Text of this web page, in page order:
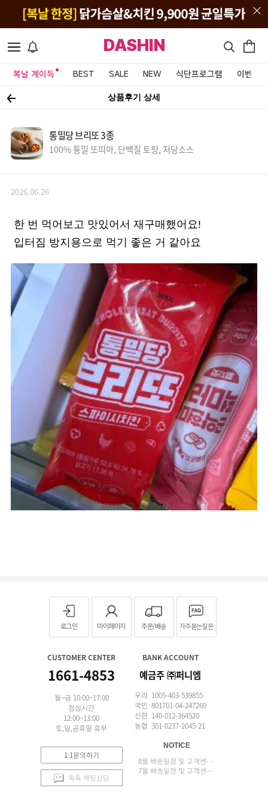
DASHIN
복날 계이득 BEST SALE NEW 식단프로그램 이벤트&
상품후기 상세
통밀당 브리또 3종
100% 통밀 또띠아, 단백질 토핑, 저당소스
2026.06.26
한 번 먹어보고 맛있어서 재구매했어요!
입터짐 방지용으로 먹기 좋은 거 같아요
로그인 마이페이지 주문/배송 자주묻는질문
CUSTOMER CENTER
1661-4853
월~금 10:00~17:00
점심시간
12:00~13:00
토,일,공휴일 휴무
1:1문의하기
톡톡 채팅상담
BANK ACCOUNT
예금주 ㈜퍼니엠
우리 1005-403-539855
국민 801701-04-247269
신한 140-012-364520
농협 301-0237-2045-21
NOTICE
8월 배송일정 및 고객센터 업무 안내
7월 배송일정 및 고객센터 업무 안내